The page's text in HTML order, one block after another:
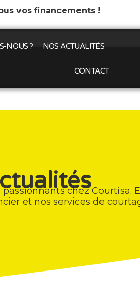
vos financements !
NOUS ? NOS ACTUALITÉS
CONTACT
chez Courtisa.
et nos services de